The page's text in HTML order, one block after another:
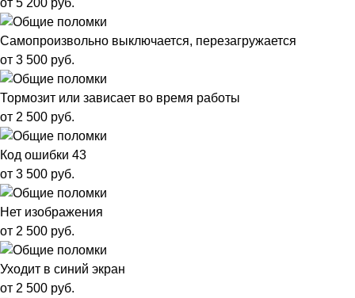
от 5 200 руб.
Самопроизвольно выключается, перезагружается
от 3 500 руб.
Тормозит или зависает во время работы
от 2 500 руб.
Код ошибки 43
от 3 500 руб.
Нет изображения
от 2 500 руб.
Уходит в синий экран
от 2 500 руб.